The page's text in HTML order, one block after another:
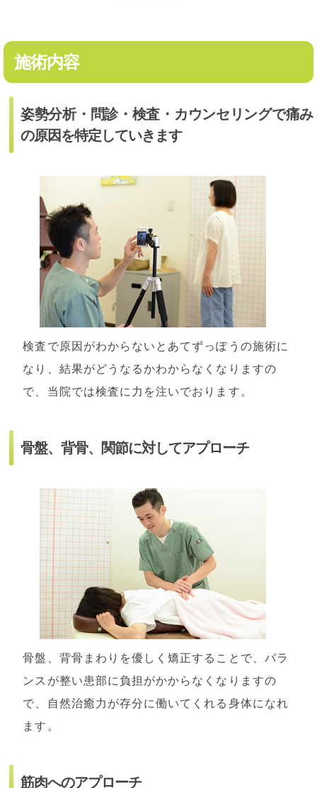
施術内容
姿勢分析・問診・検査・カウンセリングで痛み
の原因を特定していきます
検査で原因がわからないとあてずっぽうの施術に
なり、結果がどうなるかわからなくなりますの
で、当院では検査に力を注いでおります。
骨盤、背骨、関節に対してアプローチ
骨盤、背骨まわりを優しく矯正することで、バラ
ンスが整い患部に負担がかからなくなりますの
で、自然治癒力が存分に働いてくれる身体になれ
ます。
筋肉へのアプローチ